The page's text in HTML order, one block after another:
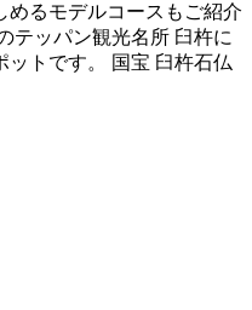
めるモデルコースもご紹介
テッパン観光名所 臼杵に
トです。 国宝 臼杵石仏